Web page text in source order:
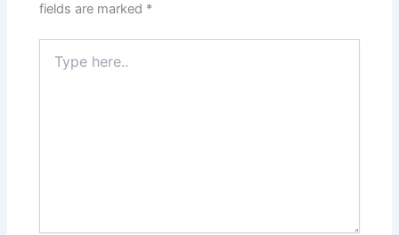
fields are marked *
here..